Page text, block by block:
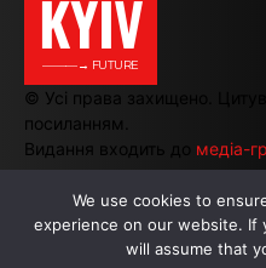
KYIV
———→ FUTURE
© Усі права захищено.
посиланням.
Видання входить до медіа-
We use cookies to
experience on our website.
will assume that